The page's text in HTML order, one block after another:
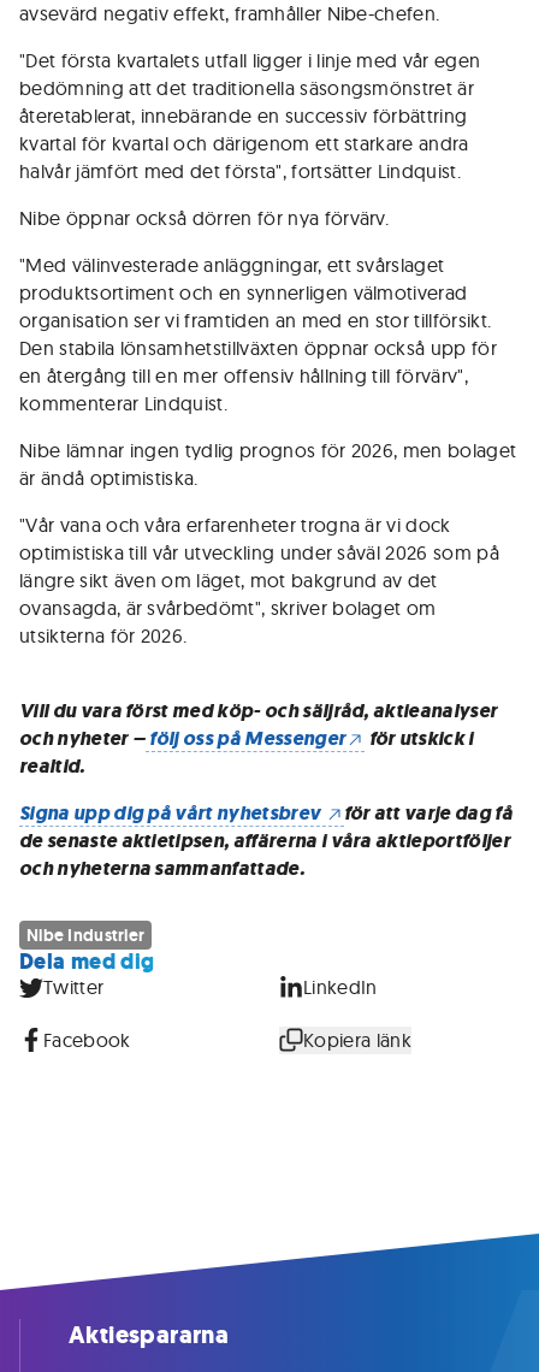
avsevärd negativ effekt, framhåller Nibe-chefen.
"Det första kvartalets utfall ligger i linje med vår egen
bedömning att det traditionella säsongsmönstret är
återetablerat, innebärande en successiv förbättring
kvartal för kvartal och därigenom ett starkare andra
halvår jämfört med det första", fortsätter Lindquist.
Nibe öppnar också dörren för nya förvärv.
"Med välinvesterade anläggningar, ett svårslaget
produktsortiment och en synnerligen välmotiverad
organisation ser vi framtiden an med en stor tillförsikt.
Den stabila lönsamhetstillväxten öppnar också upp för
en återgång till en mer offensiv hållning till förvärv",
kommenterar Lindquist.
Nibe lämnar ingen tydlig prognos för 2026, men bolaget
är ändå optimistiska.
"Vår vana och våra erfarenheter trogna är vi dock
optimistiska till vår utveckling under såväl 2026 som på
längre sikt även om läget, mot bakgrund av det
ovansagda, är svårbedömt", skriver bolaget om
utsikterna för 2026.
Vill du vara först med köp- och säljråd, aktieanalyser
och nyheter –följ oss på Messenger
för utskick i
realtid.
Signa upp dig på vårt nyhetsbrev
för att varje dag få
de senaste aktietipsen, affärerna i våra aktieportföljer
och nyheterna sammanfattade.
Nibe Industrier
Dela med dig
Twitter LinkedIn
Facebook Kopiera länk
Aktiespararna